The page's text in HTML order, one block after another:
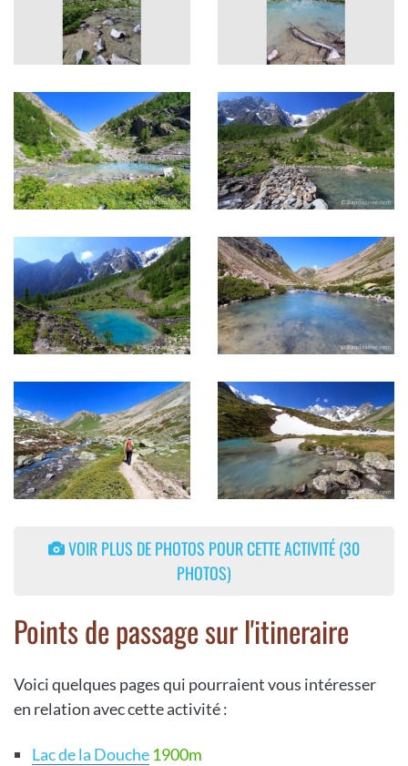
VOIR PLUS DE PHOTOS POUR CETTE ACTIVITÉ (30
PHOTOS)
Points de passage sur l'itineraire
Voici quelques pages qui pourraient vous intéresser
en relation avec cette activité :
Lac de la Douche 1900m